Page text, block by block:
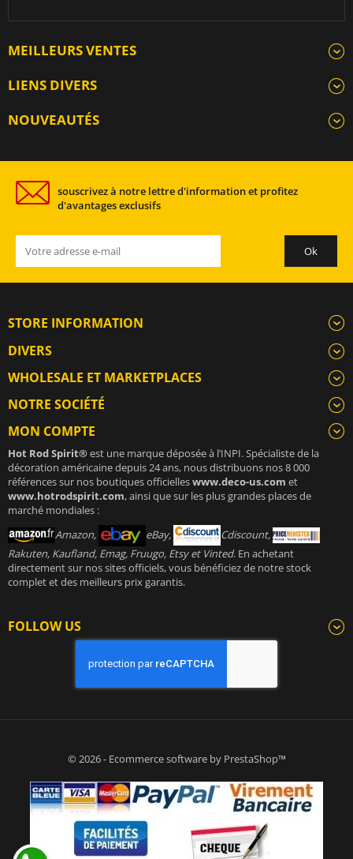
MEILLEURS VENTES
LIENS DIVERS
NOUVEAUTÉS
souscrivez à notre lettre d'information et profitez
d'avantages exclusifs
STORE INFORMATION
DIVERS
WHOLESALE ET MARKETPLACES
NOTRE SOCIÉTÉ
MON COMPTE
Hot Rod Spirit®est une marque déposée à l’INPI. Spécialiste de la
décoration américaine depuis 24 ans, nous distribuons nos 8 000
références sur nos boutiques officielleswww.deco-us.com et
www.hotrodspirit.com, ainsi que sur les plus grandes places de
marché mondiales :
Amazon,
eBay,
Cdiscount,
Rakuten, Kaufland, Emag, Fruugo, Etsy et Vinted. En achetant
directement sur nos sites officiels, vous bénéficiez de notre stock
complet et des meilleurs prix garantis.
FOLLOW US
© 2026 - Ecommerce software by PrestaShop™